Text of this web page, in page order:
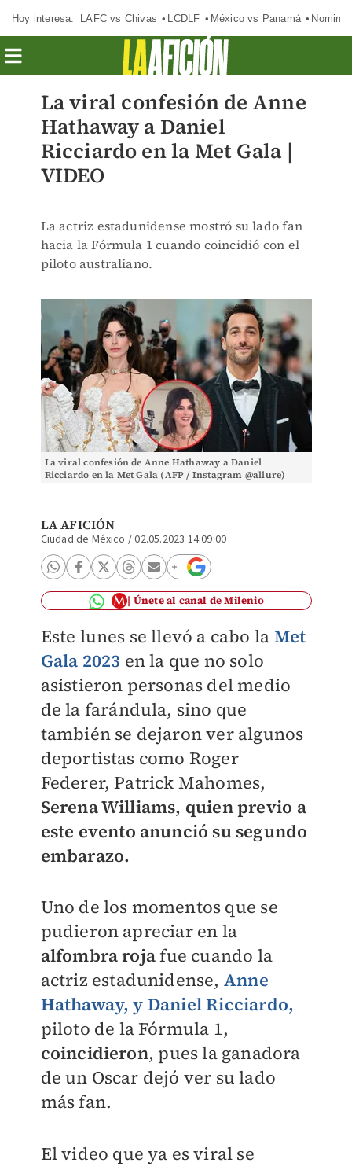
Hoy interesa: LAFC vs Chivas LCDLF México vs Panamá
La viral confesión de Anne
Hathaway a Daniel
Ricciardo en la Met Gala |
VIDEO
La actriz estadunidense mostró su lado fan
hacia la Fórmula 1 cuando coincidió con el
piloto australiano.
La viral confesión de Anne Hathaway a Daniel
Ricciardo en la Met Gala (AFP / Instagram @allure)
LA AFICIÓN
Ciudad de México /02.05.2023 14:09:00
Únete al canal de Milenio
Este lunes se llevó a cabo la Met
Gala 2023 en la que no solo
asistieron personas del medio
de la farándula, sino que
también se dejaron ver algunos
deportistas como Roger
Federer, Patrick Mahomes,
Serena Williams, quien previo a
este evento anunció su segundo
embarazo.
Uno de los momentos que se
pudieron apreciar en la
alfombra rojafue cuando la
actriz estadunidense, Anne
Hathaway, y Daniel Ricciardo,
piloto de la Fórmula 1,
coincidieron, pues la ganadora
de un Oscar dejó ver su lado
más fan.
El video que ya es viral se